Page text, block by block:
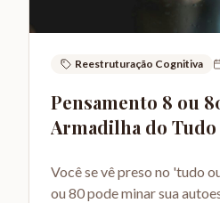
Reestruturação Cognitiva
Pensamento 8 ou
Armadilha do Tudo
Você se vê preso no 'tudo
ou 80 pode minar sua